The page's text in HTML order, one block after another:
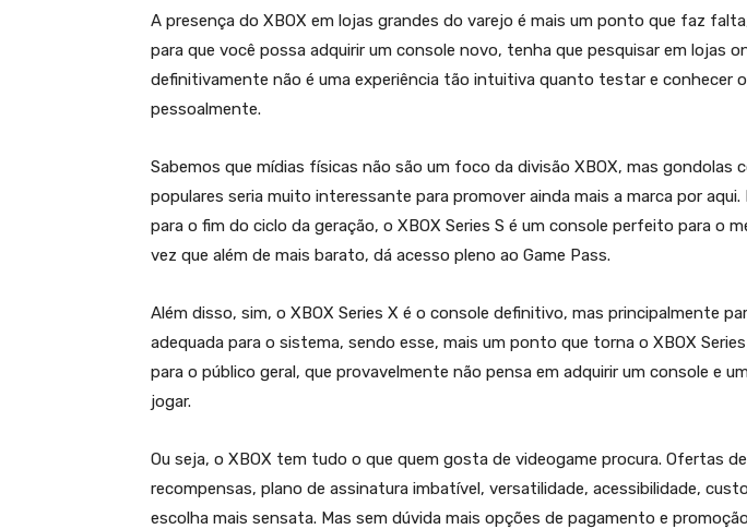
A presença do XBOX em lojas grandes do varejo é mais um ponto que faz
para que você possa adquirir um console novo, tenha que pesquisar em lojas
definitivamente não é uma experiência tão intuitiva quanto testar e conhecer
pessoalmente.
Sabemos que mídias físicas não são um foco da divisão XBOX, mas gondolas
populares seria muito interessante para promover ainda mais a marca por aqui.
para o fim do ciclo da geração, o XBOX Series S é um console perfeito para o
vez que além de mais barato, dá acesso pleno ao Game Pass.
Além disso, sim, o XBOX Series X é o console definitivo, mas principalmente
adequada para o sistema, sendo esse, mais um ponto que torna o XBOX
para o público geral, que provavelmente não pensa em adquirir um console e
jogar.
Ou seja, o XBOX tem tudo o que quem gosta de videogame procura. Ofertas
recompensas, plano de assinatura imbatível, versatilidade, acessibilidade,
escolha mais sensata. Mas sem dúvida mais opções de pagamento e